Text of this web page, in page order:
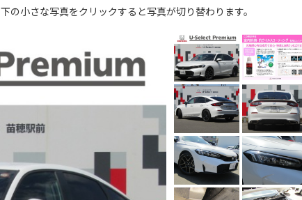
下の小さな写真をクリックすると写真が切り替わります。